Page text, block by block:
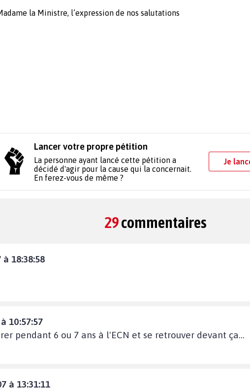
la Ministre, l’expression de nos salutations
Lancer votre propre pétition
La personne ayant lancé cette pétition a
décidé d'agir pour la cause qui la concernait.
En ferez-vous de même ?
Je
29commentaires
18:38:58
10:57:57
pendant 6 ou 7 ans à l'ECN et se retrouver devant ça...
à 13:31:11